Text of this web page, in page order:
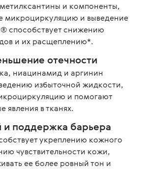
и компоненты,
и выведение
способствует снижению
и их расщеплению*.
отечности
ниацинамид и аргинин
избыточной жидкости,
и помогают
явления в тканях.
и поддержка барьера
укреплению кожного
чувствительности кожи,
ее более ровный тон и